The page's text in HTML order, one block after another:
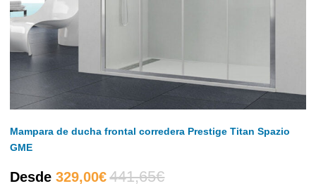
Mampara de ducha frontal corredera Prestige Titan Spazio
GME
Desde 329,00€El
441,65€El